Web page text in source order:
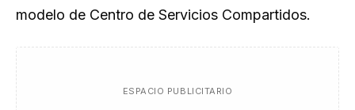
modelo de Centro de Servicios Compartidos.
ESPACIO PUBLICITARIO